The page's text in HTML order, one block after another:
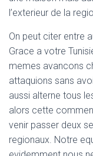
l’exterieur de la
On peut citer entre
Grace a votre
memes avancons
attaquions sans
aussi alterne tous
alors cette
venir passer deux
regionaux. Notre